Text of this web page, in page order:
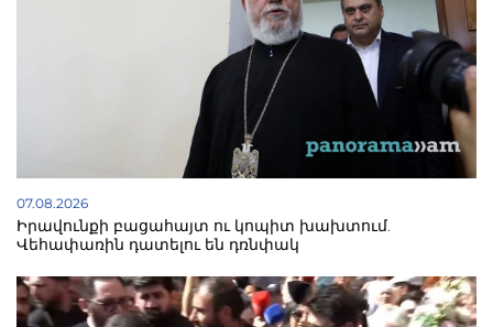
07.08.2026
Իրավունքի բացահայտ ու կոպիտ խախտում.
Վեհափառին դատելու են դռնփակ